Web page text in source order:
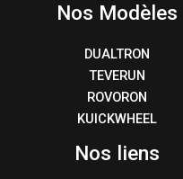
Nos Modèles
DUALTRON
TEVERUN
ROVORON
KUICKWHEEL
Nos liens